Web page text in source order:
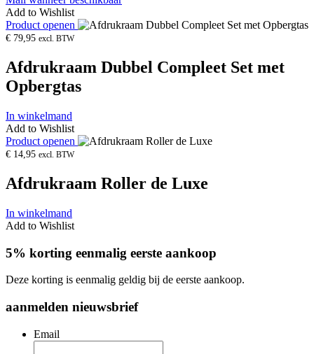
Add to Wishlist
Product openen
€ 79,95 excl. BTW
Afdrukraam Dubbel Compleet Set met
Opbergtas
In winkelmand
Add to Wishlist
Product openen
€ 14,95 excl. BTW
Afdrukraam Roller de Luxe
In winkelmand
Add to Wishlist
5% korting eenmalig eerste aankoop
Deze korting is eenmalig geldig bij de eerste aankoop.
aanmelden nieuwsbrief
Email